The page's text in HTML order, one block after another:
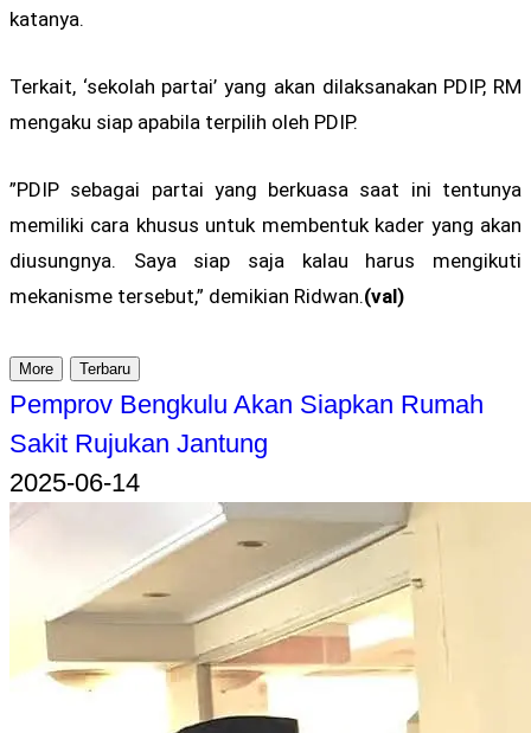
katanya.
Terkait, ‘sekolah partai’ yang akan dilaksanakan PDIP, RM
mengaku siap apabila terpilih oleh PDIP.
”PDIP sebagai partai yang berkuasa saat ini tentunya
memiliki cara khusus untuk membentuk kader yang akan
diusungnya. Saya siap saja kalau harus mengikuti
mekanisme tersebut,” demikian Ridwan.(val)
More Terbaru
Pemprov Bengkulu Akan Siapkan Rumah
Sakit Rujukan Jantung
2025-06-14